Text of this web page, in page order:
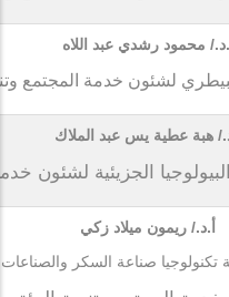
أ.د./ محمود رشدي عبد اللاه
لشئون خدمة المجتمع
هبة عطية يس عبد الملاك
الجزيئية لشئون
أ.د./ ريمون ميلاد زكي
صناعة السكر والصناعات